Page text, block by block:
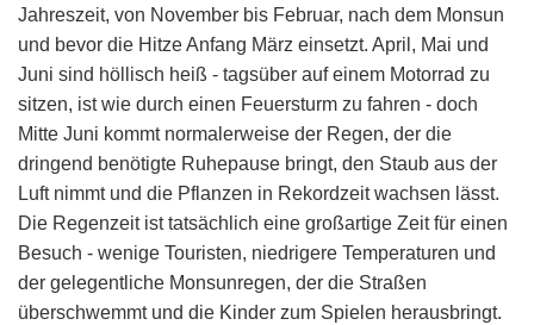
Jahreszeit, von November bis Februar, nach dem Monsun
und bevor die Hitze Anfang März einsetzt. April, Mai und
Juni sind höllisch heiß - tagsüber auf einem Motorrad zu
sitzen, ist wie durch einen Feuersturm zu fahren - doch
Mitte Juni kommt normalerweise der Regen, der die
dringend benötigte Ruhepause bringt, den Staub aus der
Luft nimmt und die Pflanzen in Rekordzeit wachsen lässt.
Die Regenzeit ist tatsächlich eine großartige Zeit für einen
Besuch - wenige Touristen, niedrigere Temperaturen und
der gelegentliche Monsunregen, der die Straßen
überschwemmt und die Kinder zum Spielen herausbringt.